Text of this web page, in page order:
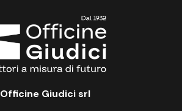
Officine Giudici srl